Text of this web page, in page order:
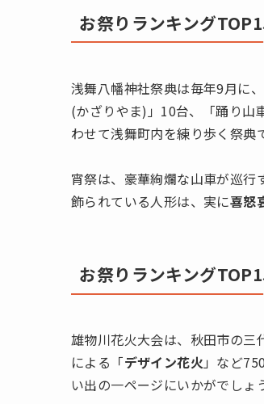
お祭りランキング
浅舞八幡神社祭典は毎年9月に
(かざりやま)」10台、「踊り山
わせて浅舞町内を練り歩く祭典
宵祭は、豪華絢爛な山車が巡
飾られている人形は、実に喜怒
お祭りランキング
雄物川花火大会は、秋田市の三
による「デザイン花火」など
い出の一ページにいかがでしょ